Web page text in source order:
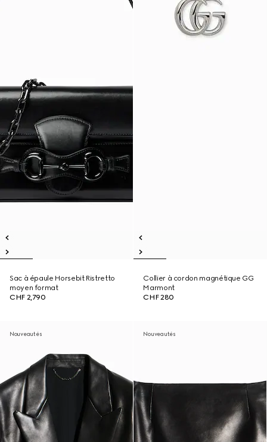
Sac à épaule Horsebit Ristretto
moyen format
CHF 2,790
Collier à cordon magnétique GG
Marmont
CHF 280
Nouveautés Nouveautés